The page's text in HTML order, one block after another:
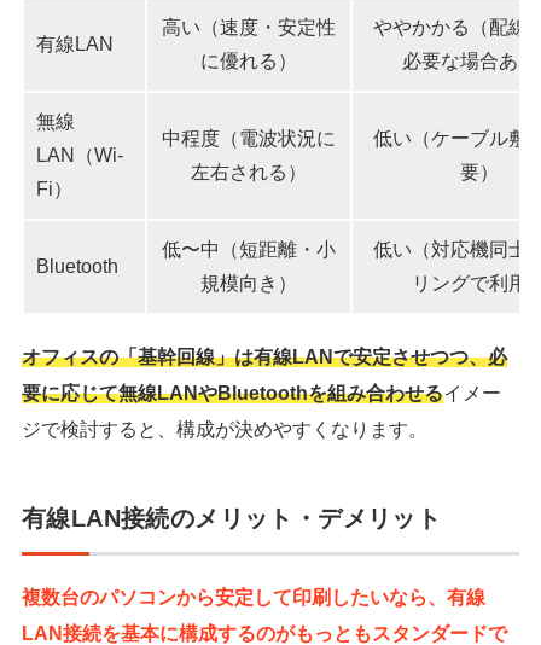
有線LAN
高い（速度・安定性
に優れる）
ややかかる（配線
必要な場合あ
無線
LAN（Wi-
Fi）
中程度（電波状況に
左右される）
低い（ケーブル敷
要）
Bluetooth
低〜中（短距離・小
規模向き）
低い（対応機同士
リングで利用
オフィスの「基幹回線」は有線LANで安定させつつ、必
要に応じて無線LANやBluetoothを組み合わせるイメー
ジで検討すると、構成が決めやすくなります。
有線LAN接続のメリット・デメリット
複数台のパソコンから安定して印刷したいなら、有線
LAN接続を基本に構成するのがもっともスタンダードで